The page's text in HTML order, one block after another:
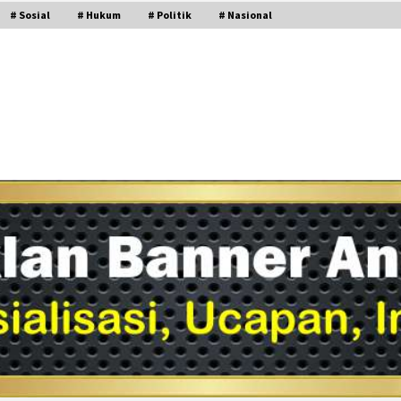
# Sosial # Hukum # Politik # Nasional